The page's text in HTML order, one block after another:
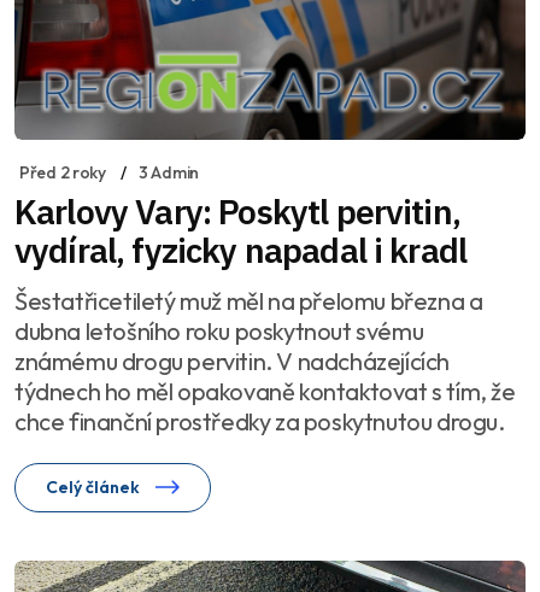
Před 2 roky 3 Admin
Karlovy Vary: Poskytl pervitin,
vydíral, fyzicky napadal i kradl
Šestatřicetiletý muž měl na přelomu března a
dubna letošního roku poskytnout svému
známému drogu pervitin. V nadcházejících
týdnech ho měl opakovaně kontaktovat s tím, že
chce finanční prostředky za poskytnutou drogu.
Celý článek